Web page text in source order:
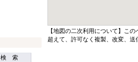
検 索
【地図の二次利用について】こ
超えて、許可なく複製、改変、送